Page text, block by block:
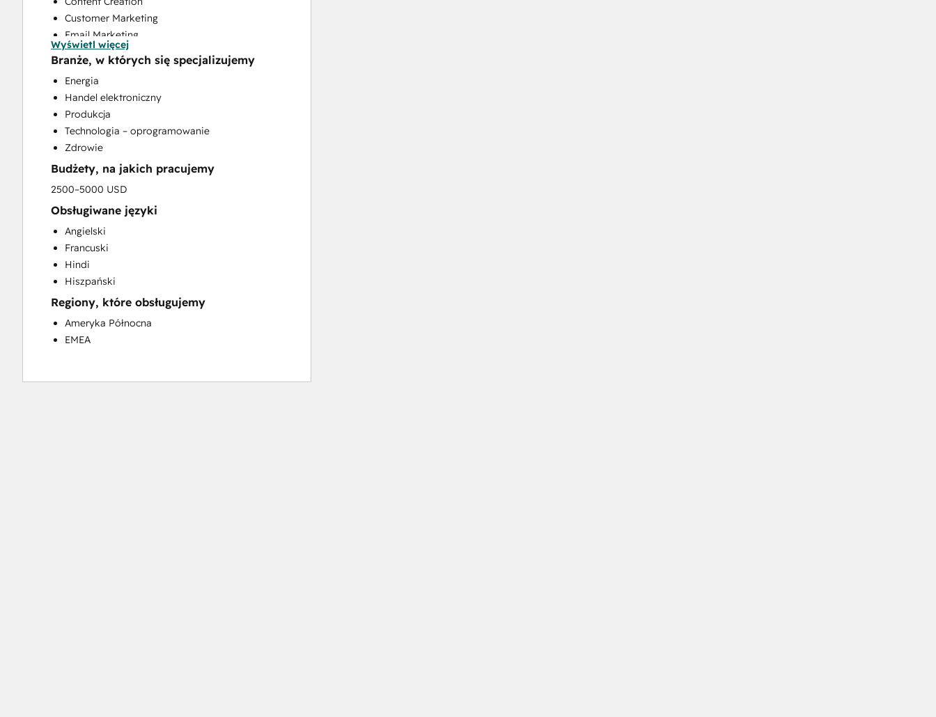
Customer Marketing
Email Marketing
Full Inbound Marketing Services
HubSpot Onboarding
Sales and Marketing Alignment
Sales Enablement
Wyświetl więcej
Branże, w których się specjalizujemy
Energia
Handel elektroniczny
Produkcja
Technologia – oprogramowanie
Zdrowie
Budżety, na jakich pracujemy
2500–5000 USD
Obsługiwane języki
Angielski
Francuski
Hindi
Hiszpański
Regiony, które obsługujemy
Ameryka Północna
EMEA